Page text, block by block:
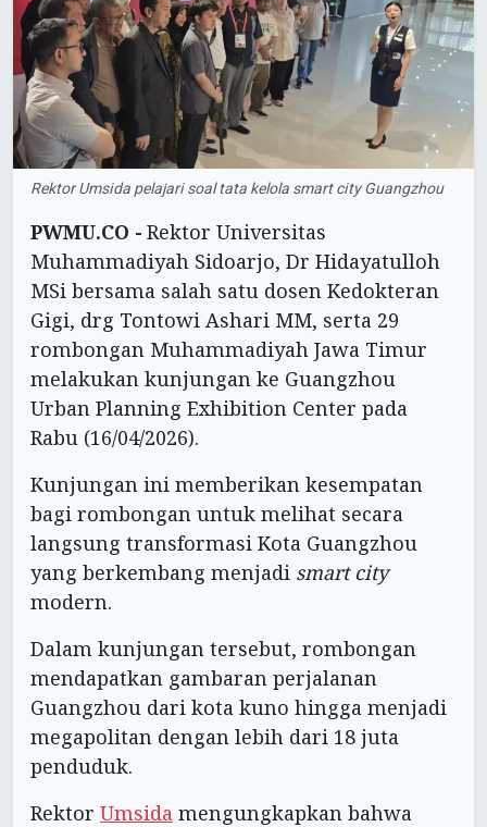
Rektor Umsida pelajari soal tata kelola smart city Guangzhou
PWMU.CO - Rektor Universitas
Muhammadiyah Sidoarjo, Dr Hidayatulloh
MSi bersama salah satu dosen Kedokteran
Gigi, drg Tontowi Ashari MM, serta 29
rombongan Muhammadiyah Jawa Timur
melakukan kunjungan ke Guangzhou
Urban Planning Exhibition Center pada
Rabu (16/04/2026).
Kunjungan ini memberikan kesempatan
bagi rombongan untuk melihat secara
langsung transformasi Kota Guangzhou
yang berkembang menjadi smart city
modern.
Dalam kunjungan tersebut, rombongan
mendapatkan gambaran perjalanan
Guangzhou dari kota kuno hingga menjadi
megapolitan dengan lebih dari 18 juta
penduduk.
Rektor Umsida mengungkapkan bahwa